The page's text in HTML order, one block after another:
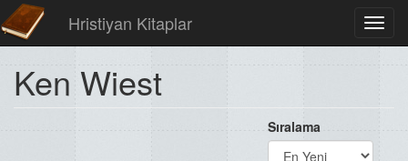
Hristiyan Kitaplar
Ken Wiest
Sıralama